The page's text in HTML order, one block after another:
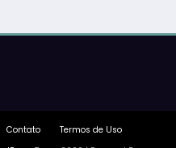
Contato
Termos de Uso